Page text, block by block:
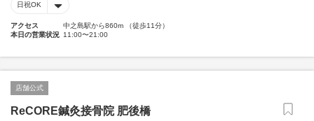
日祝OK
アクセス
中之島駅から860m （徒歩11分）
本日の営業状況 11:00〜21:00
店舗公式
ReCORE鍼灸接骨院 肥後橋